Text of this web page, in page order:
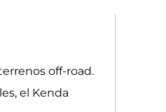
off-road.
el Kenda